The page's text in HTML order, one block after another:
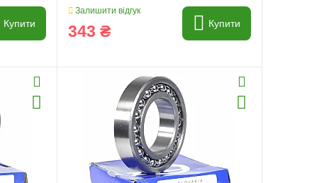
Купити
Залишити відгук
343 ₴ Купити